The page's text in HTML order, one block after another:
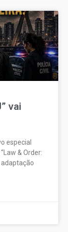
vai
especial
& Order:
adaptação